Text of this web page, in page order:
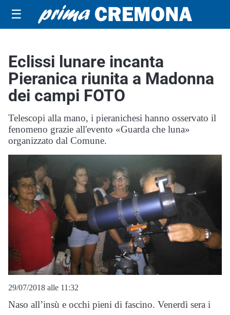
☰
Eclissi lunare incanta
Pieranica riunita a Madonna
dei campi FOTO
Telescopi alla mano, i pieranichesi hanno osservato il
fenomeno grazie all'evento «Guarda che luna»
organizzato dal Comune.
29/07/2018 alle 11:32
Naso all’insù e occhi pieni di fascino. Venerdì sera i